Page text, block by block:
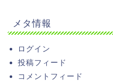
メタ情報
ログイン
投稿フィード
コメントフィード